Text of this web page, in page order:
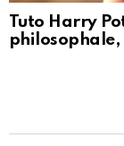
Tuto Harry
philosophale,